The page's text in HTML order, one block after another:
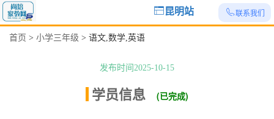
联系我们
昆明站
首页 > 小学三年级 > 语文,数学,英语
发布时间2025-10-15
学员信息 (已完成)